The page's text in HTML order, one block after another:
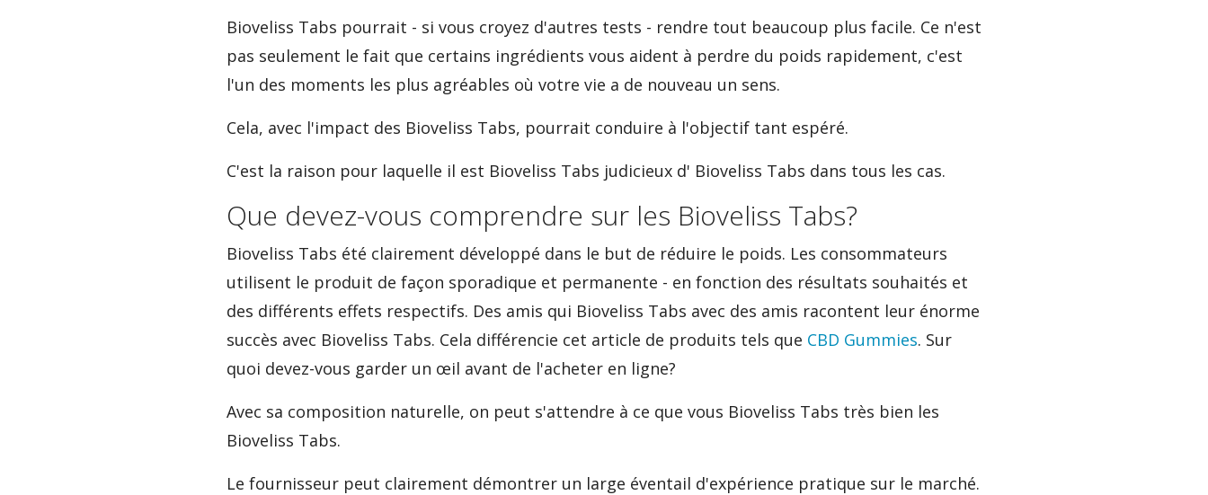
Bioveliss Tabs pourrait - si vous croyez d'autres tests - rendre tout beaucoup plus facile. Ce n'est
pas seulement le fait que certains ingrédients vous aident à perdre du poids rapidement, c'est
l'un des moments les plus agréables où votre vie a de nouveau un sens.
Cela, avec l'impact des Bioveliss Tabs, pourrait conduire à l'objectif tant espéré.
C'est la raison pour laquelle il est Bioveliss Tabs judicieux d' Bioveliss Tabs dans tous les cas.
Que devez-vous comprendre sur les Bioveliss Tabs?
Bioveliss Tabs été clairement développé dans le but de réduire le poids. Les consommateurs
utilisent le produit de façon sporadique et permanente - en fonction des résultats souhaités et
des différents effets respectifs. Des amis qui Bioveliss Tabs avec des amis racontent leur énorme
succès avec Bioveliss Tabs. Cela différencie cet article de produits tels que CBD Gummies. Sur
quoi devez-vous garder un œil avant de l'acheter en ligne?
Avec sa composition naturelle, on peut s'attendre à ce que vous Bioveliss Tabs très bien les
Bioveliss Tabs.
Le fournisseur peut clairement démontrer un large éventail d'expérience pratique sur le marché.